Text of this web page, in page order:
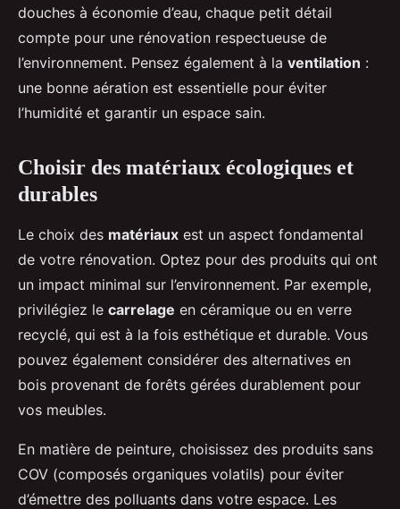
douches à économie d’eau, chaque petit détail
compte pour une rénovation respectueuse de
l’environnement. Pensez également à la ventilation :
une bonne aération est essentielle pour éviter
l’humidité et garantir un espace sain.
Choisir des matériaux écologiques et
durables
Le choix des matériaux est un aspect fondamental
de votre rénovation. Optez pour des produits qui ont
un impact minimal sur l’environnement. Par exemple,
privilégiez le carrelage en céramique ou en verre
recyclé, qui est à la fois esthétique et durable. Vous
pouvez également considérer des alternatives en
bois provenant de forêts gérées durablement pour
vos meubles.
En matière de peinture, choisissez des produits sans
COV (composés organiques volatils) pour éviter
d’émettre des polluants dans votre espace. Les